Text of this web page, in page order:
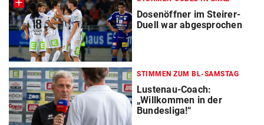
Dosenöffner im Steirer-
Duell war abgesprochen
STIMMEN ZUM BL-SAMSTAG
Lustenau-Coach:
„Willkommen in der
Bundesliga!“